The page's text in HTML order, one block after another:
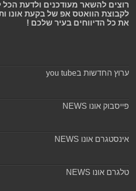
רוצים להשאר מעודכנים ולדעת הכל
לקבוצת הוואטס אפ של בקעת אונו
את כל הדיווחים בעיר שלכם !
ערוץ החדשות בyou tube
פייסבוק אונו NEWS
אינסטגרם אונו NEWS
טלגרם אונו NEWS